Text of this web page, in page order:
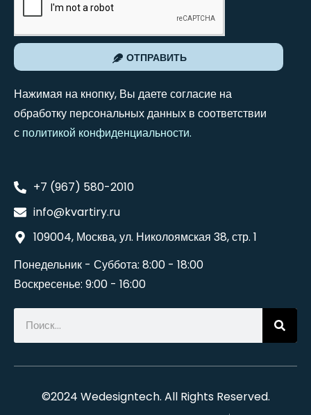
ОТПРАВИТЬ
Нажимая на кнопку, Вы даете согласие на
обработку персональных данных в соответствии
с политикой конфиденциальности.
+7 (967) 580-2010
info@kvartiry.ru
109004, Москва, ул. Николоямская 38, стр. 1
Понедельник - Суббота: 8:00 - 18:00
Воскресенье: 9:00 - 16:00
©2024 Wedesigntech. All Rights Reserved.